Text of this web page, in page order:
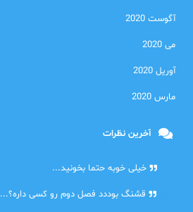
آگوست 2020
می 2020
آوریل 2020
مارس 2020
آخرین نظرات
خیلی خوبه حتما بخونید...
قشنگ بوددد فصل دوم رو کسی داره؟...